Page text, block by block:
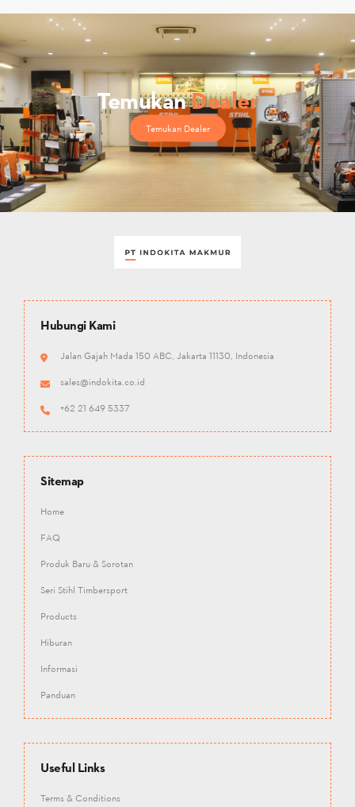
TemukanDealer
Temukan Dealer
Hubungi Kami
Jalan Gajah Mada 150 ABC, Jakarta 11130, Indonesia
sales@indokita.co.id
+62 21 649 5337
Sitemap
Home
FAQ
Produk Baru & Sorotan
Seri Stihl Timbersport
Products
Hiburan
Informasi
Panduan
Useful Links
Terms & Conditions